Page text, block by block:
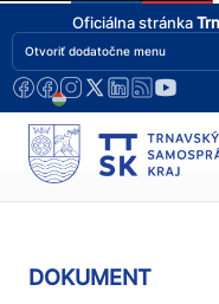
Oficiálna stránka
Otvoriť dodatočne menu
DOKUMENT